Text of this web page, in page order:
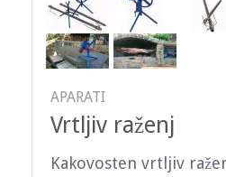
APARATI
Vrtljiv raženj
Kakovosten vrtljiv